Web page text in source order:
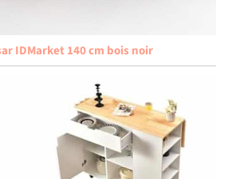
IDMarket 140 cm bois noir